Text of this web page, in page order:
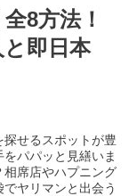
8方法！
即日本
せるスポットが豊
パパッと見繕いま
相席店やハプニング
ヤリマンと出会う